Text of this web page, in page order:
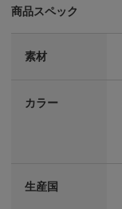
商品スペック
素材
カラー
生産国